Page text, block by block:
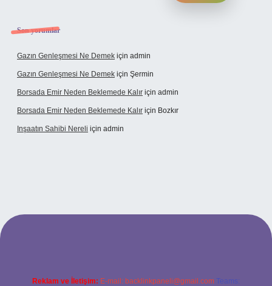
Son yorumlar
Gazın Genleşmesi Ne Demek için admin
Gazın Genleşmesi Ne Demek için Şermin
Borsada Emir Neden Beklemede Kalır için admin
Borsada Emir Neden Beklemede Kalır için Bozkır
Inşaatın Sahibi Nereli için admin
www.hiltonbetx.org/
Reklam ve İletişim: E-mail: backlinkpaneli@gmail.com Teams: